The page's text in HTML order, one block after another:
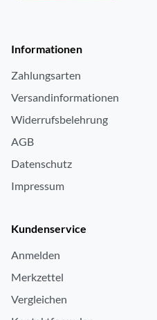
Informationen
Zahlungsarten
Versandinformationen
Widerrufsbelehrung
AGB
Datenschutz
Impressum
Kundenservice
Anmelden
Merkzettel
Vergleichen